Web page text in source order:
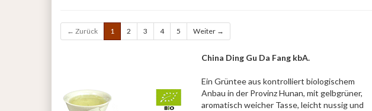
← Zurück 1 2 3 4 5 Weiter →
China Ding Gu Da Fang kbA.
Ein Grüntee aus kontrolliert biologischem
Anbau in der Provinz Hunan, mit gelbgrüner,
aromatisch weicher Tasse, leicht nussig und